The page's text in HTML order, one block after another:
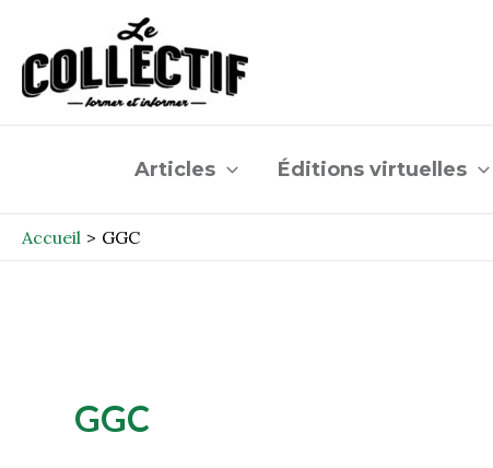
contenu
Articles Éditions virtuelles
Accueil GGC
GGC